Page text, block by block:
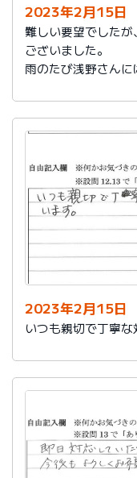
2023年2月15日
難しい要望でした
ございました。
雨のたび浅野さんに
2023年2月15日
いつも親切で丁寧な